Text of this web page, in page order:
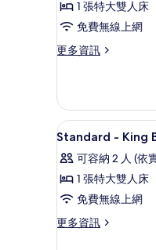
所
有
相
詳
情
1
張
特
人
床,
露
台,
泳
池
景
1 張特大雙人床
免費無線上網
更多資訊
更
客
房,
1
特
大
人
床,
露
顯
示
Standard
-
King
Bed
2
Standard - King
可容納 2 人 (依
1 張特大雙人床
免費無線上網
更多資訊
更